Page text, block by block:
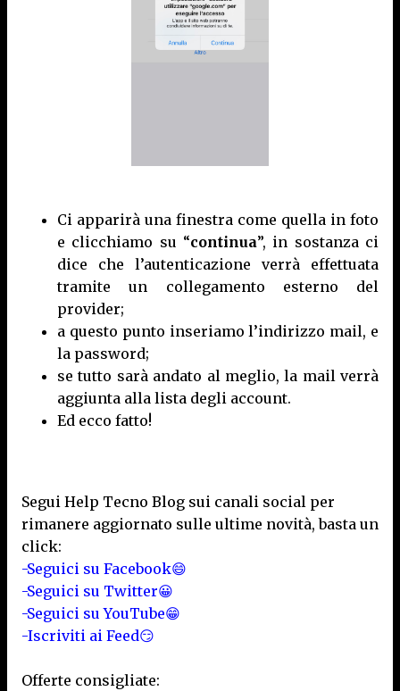
Ci apparirà una finestra come quella in foto
e clicchiamo su “continua”, in sostanza ci
dice che l’autenticazione verrà effettuata
tramite un collegamento esterno del
provider;
a questo punto inseriamo l’indirizzo mail, e
la password;
se tutto sarà andato al meglio, la mail verrà
aggiunta alla lista degli account.
Ed ecco fatto!
Segui Help Tecno Blog sui canali social per
rimanere aggiornato sulle ultime novità, basta un
click:
-Seguici su Facebook😄
-Seguici su Twitter😀
-Seguici su YouTube😁
-Iscriviti ai Feed😏
Offerte consigliate: